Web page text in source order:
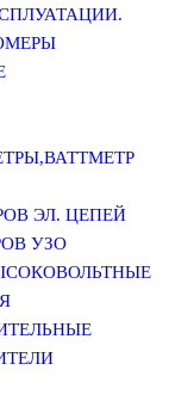
ЭЛ. ЦЕПЕЙ
УЗО